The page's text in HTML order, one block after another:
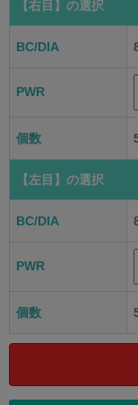
【右目】 の選択
BC/DIA
PWR
個数
【左目】 の選択
BC/DIA
PWR
個数